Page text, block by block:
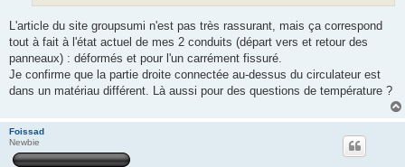
L'article du site groupsumi n'est pas très rassurant, mais ça correspond
tout à fait à l'état actuel de mes 2 conduits (départ vers et retour des
panneaux) : déformés et pour l'un carrément fissuré.
Je confirme que la partie droite connectée au-dessus du circulateur est
dans un matériau différent. Là aussi pour des questions de température ?
Foissad
Newbie